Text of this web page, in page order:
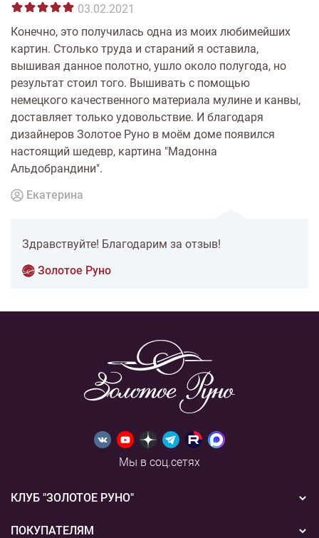
03.02.2021
Конечно, это получилась одна из моих любимейших
картин. Столько труда и стараний я оставила,
вышивая данное полотно, ушло около полугода, но
результат стоил того. Вышивать с помощью
немецкого качественного материала мулине и канвы,
доставляет только удовольствие. И благодаря
дизайнеров Золотое Руно в моём доме появился
настоящий шедевр, картина "Мадонна
Альдобрандини".
Екатерина
Здравствуйте! Благодарим за отзыв!
Золотое Руно
Мы в соц.сетях
КЛУБ "ЗОЛОТОЕ РУНО"
Новости
ПОКУПАТЕЛЯМ